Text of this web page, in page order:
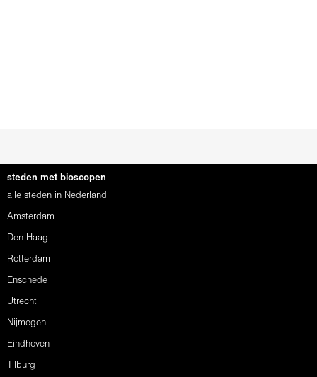
steden met bioscopen
alle steden in Nederland
Amsterdam
Den Haag
Rotterdam
Enschede
Utrecht
Nijmegen
Eindhoven
Tilburg